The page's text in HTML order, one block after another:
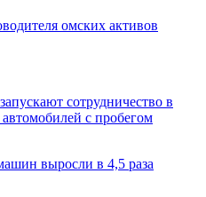
омских активов
сотрудничество в
с пробегом
выросли в 4,5 раза